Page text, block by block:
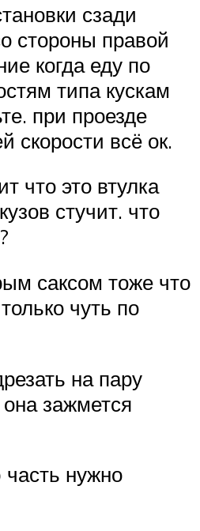
сзади
стороны правой
когда еду по
типа кускам
при проезде
скорости всё ок.
что это втулка
стучит. что
саксом тоже что
чуть по
на пару
зажмется
нужно